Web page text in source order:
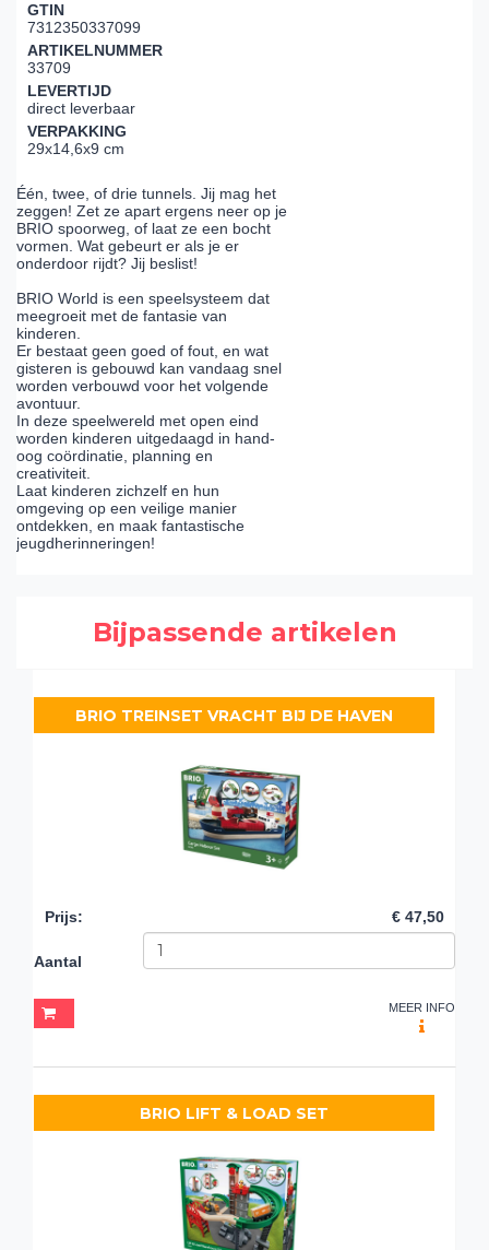
GTIN
7312350337099
ARTIKELNUMMER
33709
LEVERTIJD
direct leverbaar
VERPAKKING
29x14,6x9 cm
Één, twee, of drie tunnels. Jij mag het
zeggen! Zet ze apart ergens neer op je
BRIO spoorweg, of laat ze een bocht
vormen. Wat gebeurt er als je er
onderdoor rijdt? Jij beslist!
BRIO World is een speelsysteem dat
meegroeit met de fantasie van
kinderen.
Er bestaat geen goed of fout, en wat
gisteren is gebouwd kan vandaag snel
worden verbouwd voor het volgende
avontuur.
In deze speelwereld met open eind
worden kinderen uitgedaagd in hand-
oog coördinatie, planning en
creativiteit.
Laat kinderen zichzelf en hun
omgeving op een veilige manier
ontdekken, en maak fantastische
jeugdherinneringen!
Bijpassende artikelen
BRIO TREINSET VRACHT BIJ DE HAVEN
Prijs: € 47,50
Aantal
MEER INFO
BRIO LIFT & LOAD SET